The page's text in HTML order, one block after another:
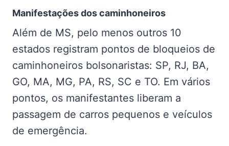
Manifestações dos caminhoneiros
Além de MS, pelo menos outros 10
estados registram pontos de bloqueios de
caminhoneiros bolsonaristas: SP, RJ, BA,
GO, MA, MG, PA, RS, SC e TO. Em vários
pontos, os manifestantes liberam a
passagem de carros pequenos e veículos
de emergência.